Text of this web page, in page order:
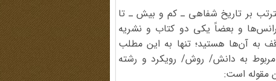
بر تاریخ شفاهی ـ کم و بیش ـ تا
و بعضاً یکی دو کتاب و نشریه
به آن‌ها هستید؛ تنها به این مطلب
به دانش/ روش/ رویکرد و رشته
مقوله است: